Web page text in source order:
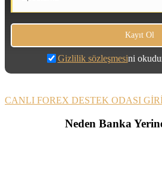
Gizlilik sözleşmesini
CANLI FOREX DESTEK ODASI
Neden Banka